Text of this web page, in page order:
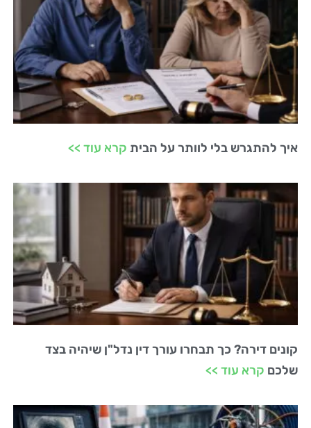
איך להתגרש בלי לוותר על הבית קרא עוד >>
קונים דירה? כך תבחרו עורך דין נדל"ן שיהיה בצד
שלכם קרא עוד >>